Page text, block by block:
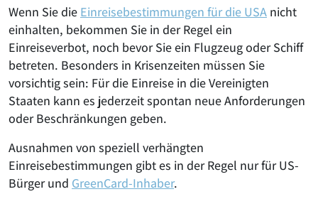
Wenn Sie die Einreisebestimmungen für die USA nicht
einhalten, bekommen Sie in der Regel ein
Einreiseverbot, noch bevor Sie ein Flugzeug oder Schiff
betreten. Besonders in Krisenzeiten müssen Sie
vorsichtig sein: Für die Einreise in die Vereinigten
Staaten kann es jederzeit spontan neue Anforderungen
oder Beschränkungen geben.
Ausnahmen von speziell verhängten
Einreisebestimmungen gibt es in der Regel nur für US-
Bürger und GreenCard-Inhaber.